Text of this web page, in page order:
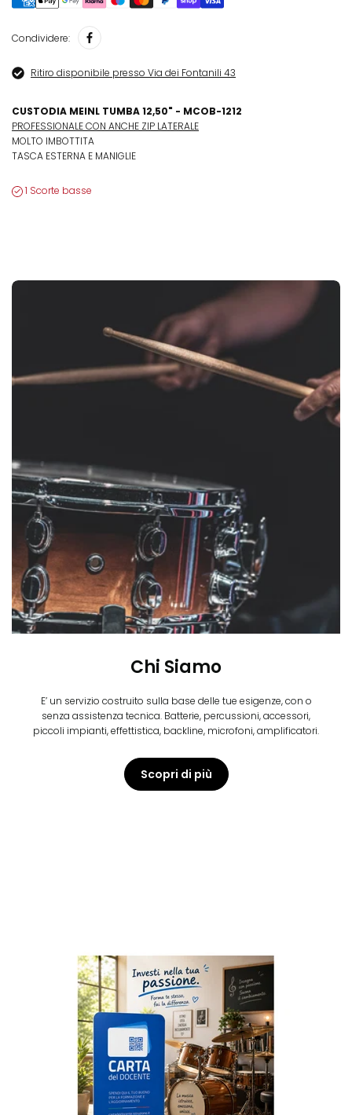
Condividere:
Ritiro disponibile presso Via dei Fontanili 43
CUSTODIA MEINL TUMBA 12,50" - MCOB-1212
PROFESSIONALE CON ANCHE ZIP LATERALE
MOLTO IMBOTTITA
TASCA ESTERNA E MANIGLIE
1 Scorte basse
Chi Siamo
E’ un servizio costruito sulla base delle tue esigenze, con o
senza assistenza tecnica. Batterie, percussioni, accessori,
piccoli impianti, effettistica, backline, microfoni, amplificatori.
Scopri di più